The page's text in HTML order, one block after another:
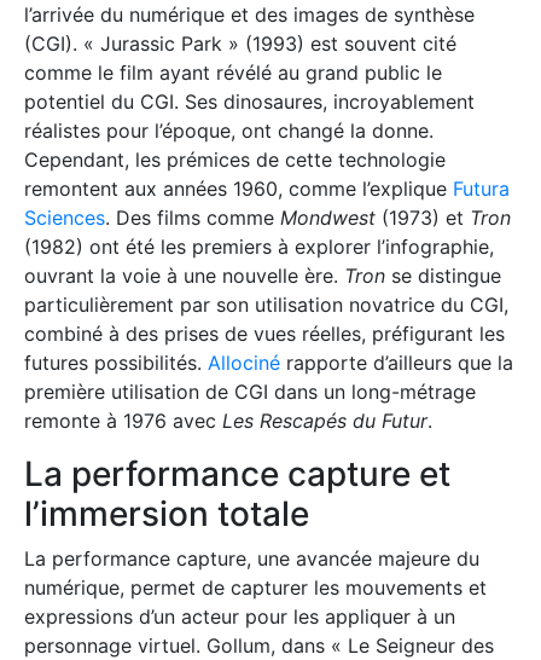
l’arrivée du numérique et des images de synthèse
(CGI). « Jurassic Park » (1993) est souvent cité
comme le film ayant révélé au grand public le
potentiel du CGI. Ses dinosaures, incroyablement
réalistes pour l’époque, ont changé la donne.
Cependant, les prémices de cette technologie
remontent aux années 1960, comme l’explique Futura
Sciences. Des films comme Mondwest (1973) et Tron
(1982) ont été les premiers à explorer l’infographie,
ouvrant la voie à une nouvelle ère. Tron se distingue
particulièrement par son utilisation novatrice du CGI,
combiné à des prises de vues réelles, préfigurant les
futures possibilités. Allociné rapporte d’ailleurs que la
première utilisation de CGI dans un long-métrage
remonte à 1976 avec Les Rescapés du Futur.
La performance capture et
l’immersion totale
La performance capture, une avancée majeure du
numérique, permet de capturer les mouvements et
expressions d’un acteur pour les appliquer à un
personnage virtuel. Gollum, dans « Le Seigneur des